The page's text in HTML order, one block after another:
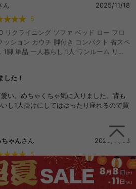
ん
2025/11/18
5
リクライニング ソファ ベッド ロー フロ
ッション カウチ 脚付き コンパクト 省スペ
1脚 単品 一人暮らし 1人 ワンルーム リビ
した！
い。めちゃくちゃ気に入りました。背も
し1人掛けにしてはゆったり座れるので買
ちゃんさん
2025/11/08
5
シングルベッド ベッドフレーム マット
すのこベッド ローベッド シングル サイズ
アベッド 単品 セット ポケットコイル ソフ